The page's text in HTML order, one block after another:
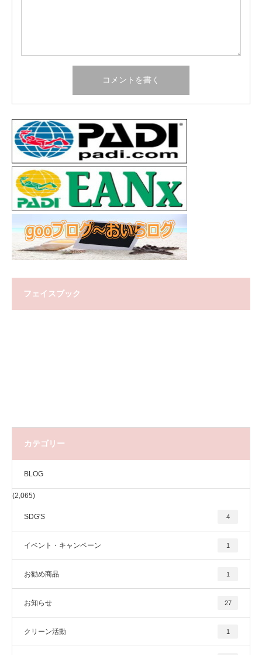
フェイスブック
カテゴリー
BLOG
(2,065)
SDG'S 4
イベント・キャンペーン 1
お勧め商品 1
お知らせ 27
クリーン活動 1